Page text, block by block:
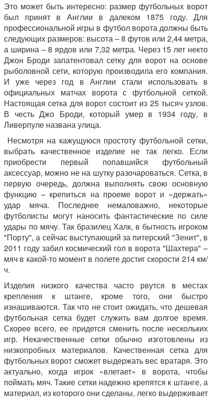
Это может быть интересно: размер футбольных ворот
был принят в Англии в далеком 1875 году. Для
профессиональной игры в футбол ворота должны быть
следующих размеров: высота – 8 футов или 2,44 метра,
а ширина – 8 ярдов или 7,32 метра. Через 15 лет некто
Джон Броди запатентовал сетку для ворот на основе
рыболовной сети, которую производила его компания.
И уже через год в Англии стали использовать в
официальных матчах ворота с футбольной сеткой.
Настоящая сетка для ворот состоит из 25 тысяч узлов.
В честь Джо Броди, который умер в 1934 году, в
Ливерпуле названа улица.
Несмотря на кажущуюся простоту футбольной сетки,
выбрать качественное изделие не так легко. Если
приобрести первый попавшийся футбольный
аксессуар, можно не на шутку разочароваться. Сетка, в
первую очередь, должна выполнять свою основную
функцию – крепиться на проеме ворот и «держать»
удар мяча. Последнее немаловажно, некоторые
футболисты могут наносить фантастические по силе
удары по мячу. Так бразилец Халк, в бытность игроком
"Порту", а сейчас выступающий за питерский "Зенит", в
2011 году забил космический гол в ворота "Шахтера" –
мяч в какой-то момент в полете достиг скорости 214 км/
ч.
Изделия низкого качества часто рвутся в местах
крепления к штанге, кроме того, они быстро
изнашиваются. Так что не стоит ожидать, что дешевая
футбольная сетка будет служить вам долгое время.
Скорее всего, ее придется сменить после нескольких
игр. Некачественные сетки обычно изготовлены из
низкопробных материалов. Качественная сетка для
футбольных ворот сможет выдержать вес вратаря. Это
актуально, когда игрок «влетает» в ворота, чтобы
поймать мяч. Такие сетки надежно крепятся к штанге, а
материал, из которого они сделаны, легко выдерживает